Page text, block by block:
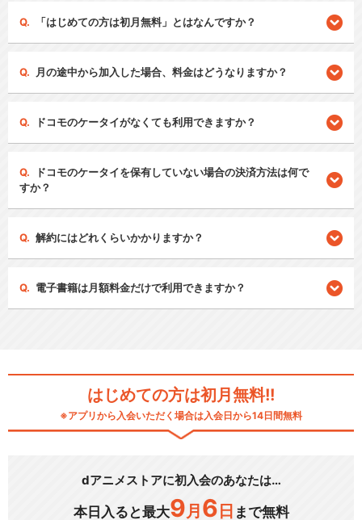
「はじめての方は初月無料」とはなんですか？
月の途中から加入した場合、料金はどうなりますか？
ドコモのケータイがなくても利用できますか？
ドコモのケータイを保有していない場合の決済方法は何で
すか？
解約にはどれくらいかかりますか？
電子書籍は月額料金だけで利用できますか？
はじめての方は初月無料!!
※アプリから入会いただく場合は入会日から14日間無料
dアニメストアに初入会のあなたは…
本日入ると最大9 月 6 日 まで無料